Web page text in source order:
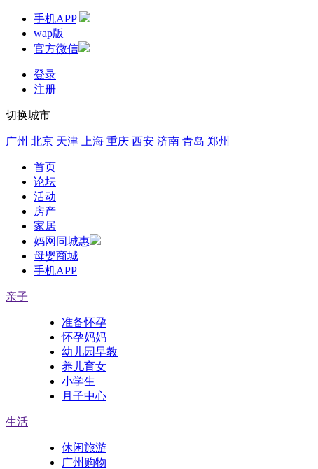
手机APP
wap版
官方微信
登录|
注册
切换城市
广州 北京 天津 上海 重庆 西安 济南 青岛 郑州
首页
论坛
活动
房产
家居
妈网同城惠
母婴商城
手机APP
亲子
准备怀孕
怀孕妈妈
幼儿园早教
养儿育女
小学生
月子中心
生活
休闲旅游
广州购物